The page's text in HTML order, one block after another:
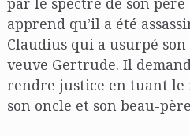
apprend qu’il a été
Claudius qui a usurpé
veuve Gertrude. Il
rendre justice en tuant le
son oncle et son beau-